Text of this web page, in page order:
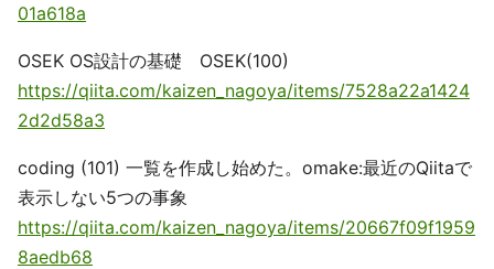
01a618a
OSEK OS設計の基礎 OSEK(100)
https://qiita.com/kaizen_nagoya/items/7528a22a1424
2d2d58a3
coding (101) 一覧を作成し始めた。omake:最近のQiitaで
表示しない5つの事象
https://qiita.com/kaizen_nagoya/items/20667f09f1959
8aedb68